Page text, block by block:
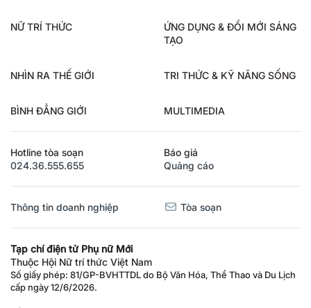
NỮ TRÍ THỨC
ỨNG DỤNG & ĐỔI MỚI SÁNG
TẠO
NHÌN RA THẾ GIỚI TRI THỨC & KỸ NĂNG SỐNG
BÌNH ĐẲNG GIỚI MULTIMEDIA
Hotline tòa soạn
024.36.555.655
Báo giá
Quảng cáo
Thông tin doanh nghiệp Tòa soạn
Tạp chí điện tử Phụ nữ Mới
Thuộc Hội Nữ trí thức Việt Nam
Số giấy phép: 81/GP-BVHTTDL do Bộ Văn Hóa, Thể Thao và Du Lịch
cấp ngày 12/6/2026.